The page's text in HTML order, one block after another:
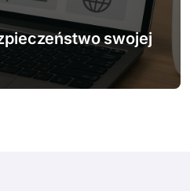
swojej